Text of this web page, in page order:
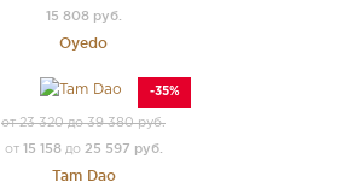
15 808 руб.
Oyedo
-35%
от 23 320 до 39 380 руб.
от 15 158до 25 597 руб.
Tam Dao